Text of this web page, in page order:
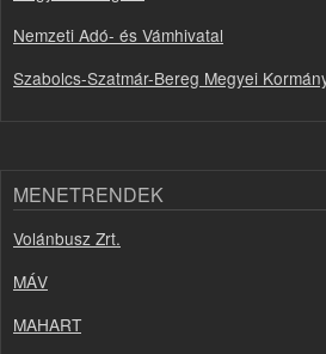
Nemzeti Adó- és Vámhivatal
Szabolcs-Szatmár-Bereg Megyei
MENETRENDEK
Volánbusz Zrt.
MÁV
MAHART